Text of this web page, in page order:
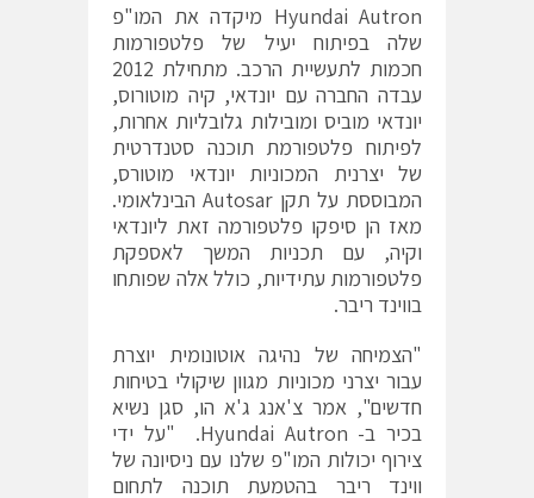
Hyundai Autron מיקדה את המו"פ
שלה בפיתוח יעיל של פלטפורמות
חכמות לתעשיית הרכב. מתחילת 2012
עבדה החברה עם יונדאי, קיה מוטורוס,
יונדאי מוביס ומובילות גלובליות אחרות,
לפיתוח פלטפורמת תוכנה סטנדרטית
של יצרנית המכוניות יונדאי מוטורס,
המבוססת על תקן Autosar הבינלאומי.
מאז הן סיפקו פלטפורמה זאת ליונדאי
וקיה, עם תכניות המשך לאספקת
פלטפורמות עתידיות, כולל אלה שפותחו
בווינד ריבר.
"הצמיחה של נהיגה אוטונומית יוצרת
עבור יצרני מכוניות מגוון שיקולי בטיחות
חדשים", אמר צ'אנג ג'א הו, סגן נשיא
בכיר ב- Hyundai Autron. "על ידי
צירוף יכולות המו"פ שלנו עם ניסיונה של
ווינד ריבר בהטמעת תוכנה לתחום